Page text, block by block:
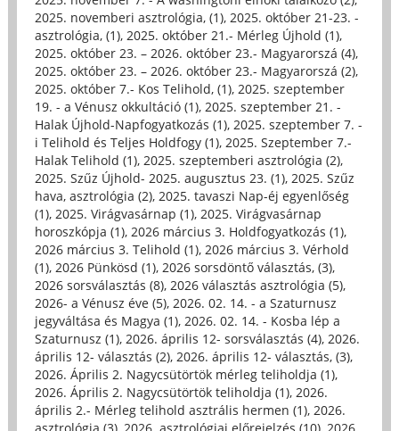
2025. novemberi asztrológia, (1), 2025. október 21-23. -
asztrológia, (1), 2025. október 21.- Mérleg Újhold (1),
2025. október 23. – 2026. október 23.- Magyarorszá (4),
2025. október 23. – 2026. október 23.- Magyarorszá (2),
2025. október 7.- Kos Telihold, (1), 2025. szeptember
19. - a Vénusz okkultáció (1), 2025. szeptember 21. -
Halak Újhold-Napfogyatkozás (1), 2025. szeptember 7. -
i Telihold és Teljes Holdfogy (1), 2025. Szeptember 7.-
Halak Telihold (1), 2025. szeptemberi asztrológia (2),
2025. Szűz Újhold- 2025. augusztus 23. (1), 2025. Szűz
hava, asztrológia (2), 2025. tavaszi Nap-éj egyenlőség
(1), 2025. Virágvasárnap (1), 2025. Virágvasárnap
horoszkópja (1), 2026 március 3. Holdfogyatkozás (1),
2026 március 3. Telihold (1), 2026 március 3. Vérhold
(1), 2026 Pünkösd (1), 2026 sorsdöntő választás, (3),
2026 sorsválasztás (8), 2026 választás asztrológia (5),
2026- a Vénusz éve (5), 2026. 02. 14. - a Szaturnusz
jegyváltása és Magya (1), 2026. 02. 14. - Kosba lép a
Szaturnusz (1), 2026. április 12- sorsválasztás (4), 2026.
április 12- választás (2), 2026. április 12- választás, (3),
2026. Április 2. Nagycsütörtök mérleg teliholdja (1),
2026. Április 2. Nagycsütörtök teliholdja (1), 2026.
április 2.- Mérleg telihold asztrális hermen (1), 2026.
asztrológia (3), 2026. asztrológiai előrejelzés (10), 2026.